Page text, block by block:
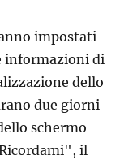
impostati
informazioni di
dello
due giorni
schermo
il